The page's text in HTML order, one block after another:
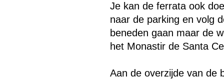
Je kan de ferrata ook
naar de parking en volg
beneden gaan maar de
het Monastir de Santa
Aan de overzijde van de